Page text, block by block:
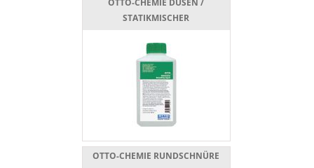
OTTO-CHEMIE DÜSEN /
STATIKMISCHER
OTTO-CHEMIE RUNDSCHNÜRE